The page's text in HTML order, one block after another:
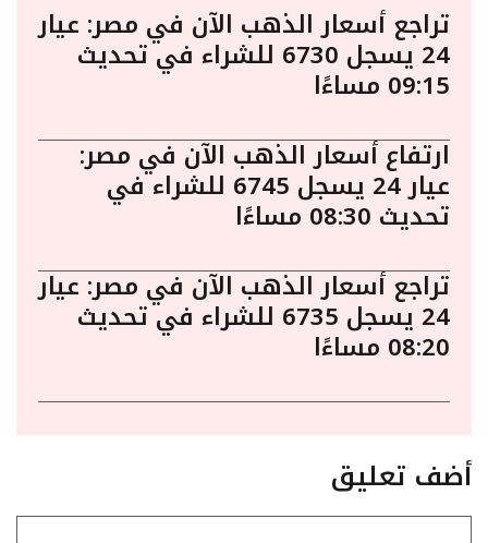
تراجع أسعار الذهب الآن في مصر: عيار
24 يسجل 6730 للشراء في تحديث
09:15 مساءًا
ارتفاع أسعار الذهب الآن في مصر:
عيار 24 يسجل 6745 للشراء في
تحديث 08:30 مساءًا
تراجع أسعار الذهب الآن في مصر: عيار
24 يسجل 6735 للشراء في تحديث
08:20 مساءًا
أضف تعليق